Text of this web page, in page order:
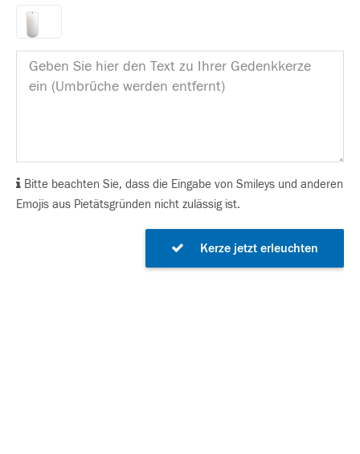
Bitte beachten Sie, dass die Eingabe von Smileys und anderen
Emojis aus Pietätsgründen nicht zulässig ist.
Kerze jetzt erleuchten